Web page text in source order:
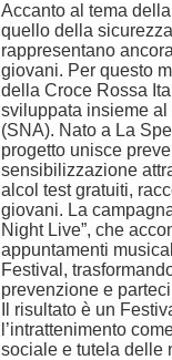
Accanto al tema
quello della
rappresentano
giovani. Per questo
della Croce Rossa
sviluppata insieme
(SNA). Nato a La
progetto unisce
sensibilizzazione
alcol test gratuiti,
giovani. La
Night Live”, che
appuntamenti
Festival,
prevenzione e
Il risultato è un
l’intrattenimento
sociale e tutela delle